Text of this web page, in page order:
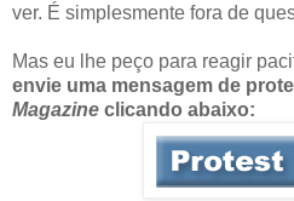
ver. É simplesmente fora de
Mas eu lhe peço para reagir
envie uma mensagem de
Magazine clicando abaixo: